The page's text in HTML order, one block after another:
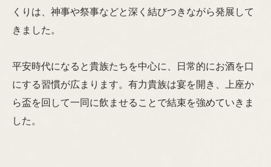
くりは、神事や祭事などと深く結びつきながら発展して
きました。
平安時代になると貴族たちを中心に、日常的にお酒を口
にする習慣が広まります。有力貴族は宴を開き、上座か
ら盃を回して一同に飲ませることで結束を強めていきま
した。